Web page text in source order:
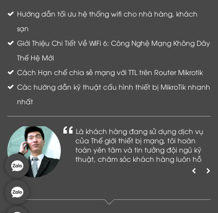
Hướng dẫn tối ưu hệ thống wifi cho nhà hàng, khách
sạn
Giới Thiệu Chi Tiết Về WiFi 6: Công Nghệ Mạng Không Dây
Thế Hệ Mới
Cách Hạn chế chia sẻ mạng với TTL trên Router Mikrotik
Các hướng dẫn kỹ thuật cấu hình thiết bị MikroTik nhanh
nhất
Là khách hàng đang sử dụng dịch vụ
của Thế giới thiết bị mạng, tôi hoàn
toàn yên tâm và tin tưởng đội ngũ kỹ
thuật, chăm sóc khách hàng luôn hỗ